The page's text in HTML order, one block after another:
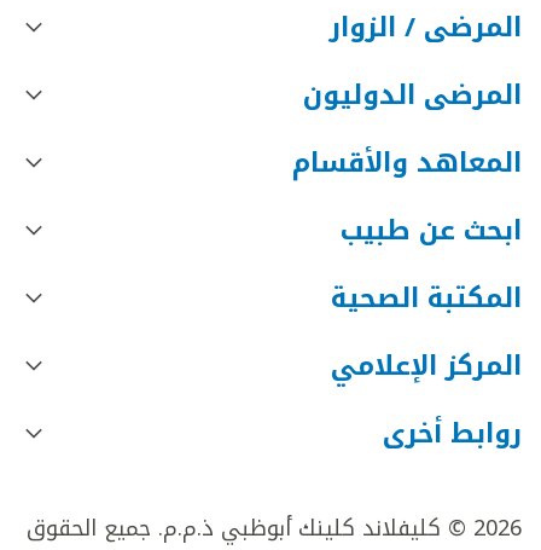
المرضى / الزوار
المرضى الدوليون
المعاهد والأقسام
ابحث عن طبيب
المكتبة الصحية
المركز الإعلامي
روابط أخرى
2026 © كليفلاند كلينك أبوظبي ذ.م.م. جميع الحقوق